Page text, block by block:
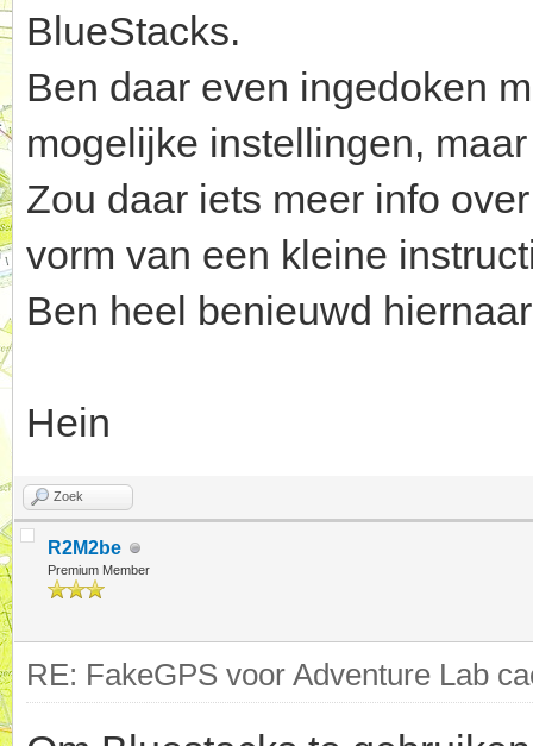
BlueStacks.
Ben daar even ingedoken
mogelijke instellingen,
Zou daar iets meer info
vorm van een kleine
Ben heel benieuwd
Hein
Zoek
R2M2be
Premium Member
RE: FakeGPS voor Adventure Lab